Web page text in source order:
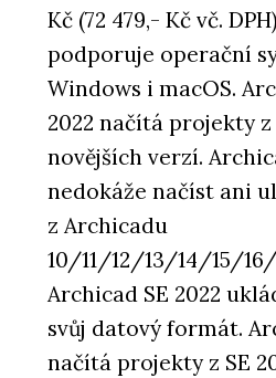
Kč (72 479,- Kč vč.
podporuje operační
Windows i macOS.
2022 načítá projekty z
novějších verzí.
nedokáže načíst ani
z Archicadu
10/11/12/13/14/15/
Archicad SE 2022
svůj datový formát.
načítá projekty z SE